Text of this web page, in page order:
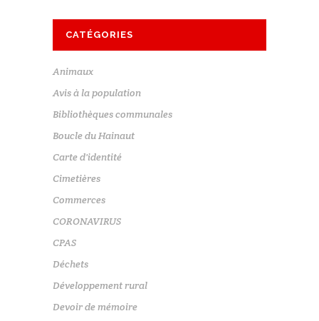
CATÉGORIES
Animaux
Avis à la population
Bibliothèques communales
Boucle du Hainaut
Carte d'identité
Cimetières
Commerces
CORONAVIRUS
CPAS
Déchets
Développement rural
Devoir de mémoire